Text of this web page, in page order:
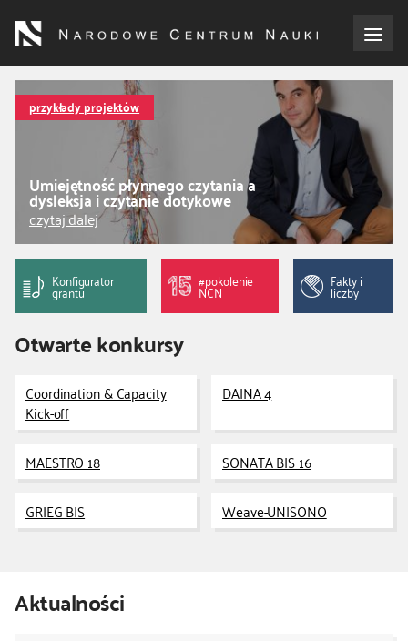
treści
o NCN
dla wnioskodawców
dla realizujących projekty
dla ekspertów
efekty NCN
współpraca międzynarodowa
nagroda NCN
kontakt
przykłady projektów
Umiejętność płynnego czytania a
dysleksja i czytanie dotykowe
czytaj dalej
Konfigurator
grantu
#pokolenie
NCN
Fakty i
liczby
Otwarte konkursy
Coordination & Capacity
Kick-off
DAINA 4
MAESTRO 18
SONATA BIS 16
GRIEG BIS
Weave-UNISONO
Aktualności